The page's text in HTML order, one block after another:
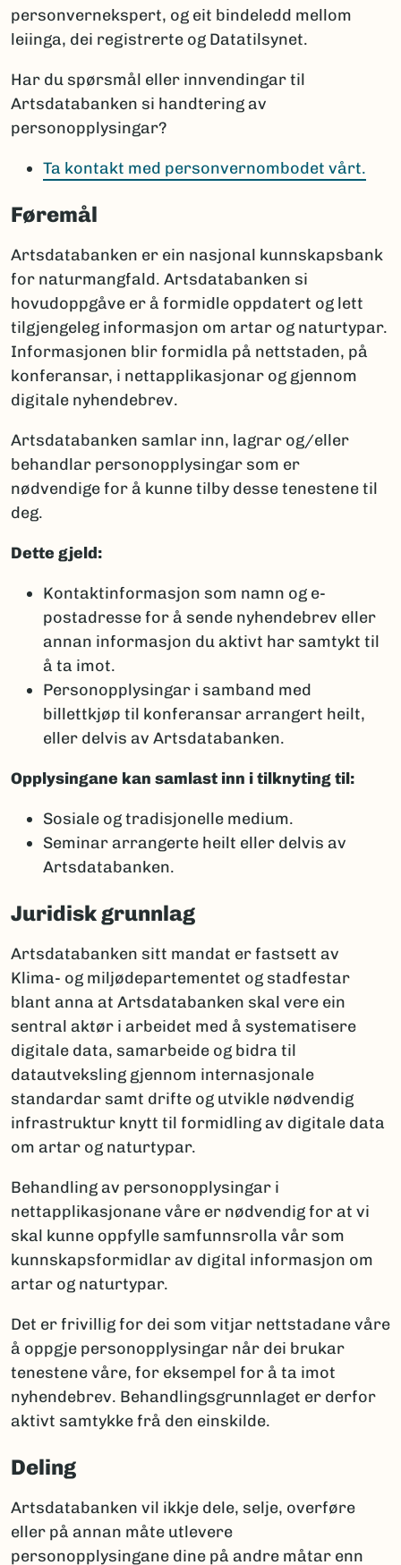
personvernekspert, og eit bindeledd mellom
leiinga, dei registrerte og Datatilsynet.
Har du spørsmål eller innvendingar til
Artsdatabanken si handtering av
personopplysingar?
Ta kontakt med personvernombodet vårt.
Føremål
Artsdatabanken er ein nasjonal kunnskapsbank
for naturmangfald. Artsdatabanken si
hovudoppgåve er å formidle oppdatert og lett
tilgjengeleg informasjon om artar og naturtypar.
Informasjonen blir formidla på nettstaden, på
konferansar, i nettapplikasjonar og gjennom
digitale nyhendebrev.
Artsdatabanken samlar inn, lagrar og/eller
behandlar personopplysingar som er
nødvendige for å kunne tilby desse tenestene til
deg.
Dette gjeld:
Kontaktinformasjon som namn og e-
postadresse for å sende nyhendebrev eller
annan informasjon du aktivt har samtykt til
å ta imot.
Personopplysingar i samband med
billettkjøp til konferansar arrangert heilt,
eller delvis av Artsdatabanken.​
Opplysingane kan samlast inn i tilknyting til:
Sosiale og tradisjonelle medium.
Seminar arrangerte heilt eller delvis av
Artsdatabanken.
Juridisk grunnlag
Artsdatabanken sitt mandat er fastsett av
Klima- og miljødepartementet og stadfestar
blant anna at Artsdatabanken skal vere ein
sentral aktør i arbeidet med å systematisere
digitale data, samarbeide og bidra til
datautveksling gjennom internasjonale
standardar samt drifte og utvikle nødvendig
infrastruktur knytt til formidling av digitale data
om artar og naturtypar.
Behandling av personopplysingar i
nettapplikasjonane våre er nødvendig for at vi
skal kunne oppfylle samfunnsrolla vår som
kunnskapsformidlar av digital informasjon om
artar og naturtypar.
Det er frivillig for dei som vitjar nettstadane våre
å oppgje personopplysingar når dei brukar
tenestene våre, for eksempel for å ta imot
nyhendebrev. Behandlingsgrunnlaget er derfor
aktivt samtykke frå den einskilde.
Deling
Artsdatabanken vil ikkje dele, selje, overføre
eller på annan måte utlevere
personopplysingane dine på andre måtar enn